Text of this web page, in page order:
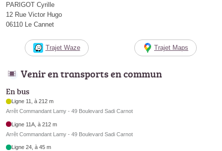
PARIGOT Cyrille
12 Rue Victor Hugo
06110 Le Cannet
Trajet Waze Trajet Maps
Venir en transports en commun
En bus
Ligne 11, à 212 m
Arrêt Commandant Lamy - 49 Boulevard Sadi Carnot
Ligne 11A, à 212 m
Arrêt Commandant Lamy - 49 Boulevard Sadi Carnot
Ligne 24, à 45 m